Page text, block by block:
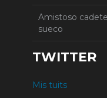
Amistoso
sueco
TWITTER
Mis tuits